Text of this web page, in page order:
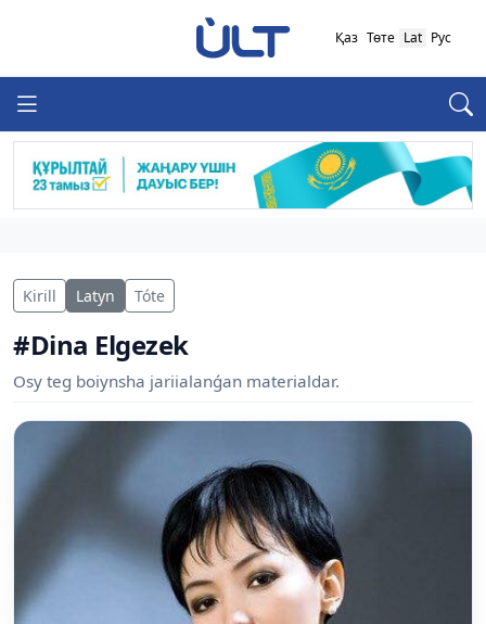
Қаз Төте Lat Рус
Kirill Latyn Tóte
#Dina Elgezek
Osy teg boiynsha jariialanǵan materialdar.